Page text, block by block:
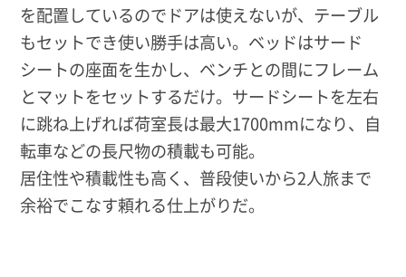
を配置しているのでドアは使えないが、テーブル
もセットでき使い勝手は高い。ベッドはサード
シートの座面を生かし、ベンチとの間にフレーム
とマットをセットするだけ。サードシートを左右
に跳ね上げれば荷室長は最大1700mmになり、自
転車などの長尺物の積載も可能。
居住性や積載性も高く、普段使いから2人旅まで
余裕でこなす頼れる仕上がりだ。